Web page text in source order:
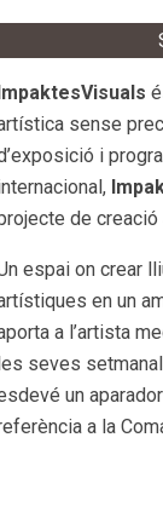
sense
i
de creació
espai on crear
en un
a l’artista
seves
un
a la